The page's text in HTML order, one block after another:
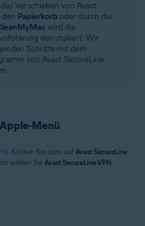
Verschieben von Avast
den Papierkorb oder durch die
wird die
deinstalliert. Wir
Schritte mit dem
von Avast SecureLine
Menü
. Klicken Sie dann auf Avast SecureLine
wählen Sie Avast SecureLine VPN